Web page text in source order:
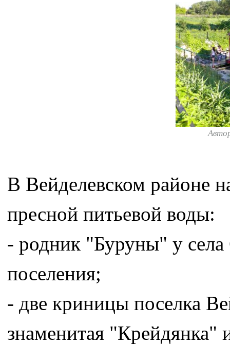
В Вейделевском районе
пресной питьевой воды:
- родник "Буруны" у села
поселения;
- две криницы поселка
знаменитая "Крейдянка"